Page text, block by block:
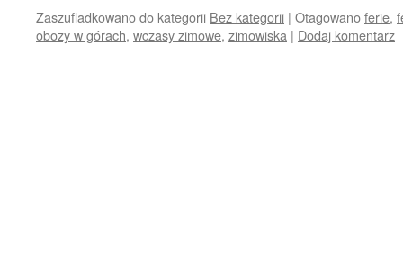
Zaszufladkowano do kategorii Bez kategorii | Otagowanoferie,
obozy w górach, wczasy zimowe, zimowiska | Dodaj komentarz